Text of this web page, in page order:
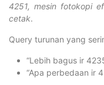
4251, mesin fotokopi
cetak.
Query turunan yang
“Lebih bagus ir
“Apa perbedaan ir